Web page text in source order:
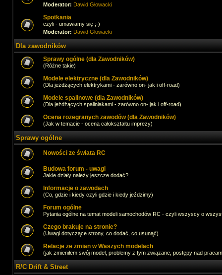
Moderator: Dawid Głowacki
Spotkania
czyli - umawiamy się ;-)
Moderator: Dawid Głowacki
Dla zawodników
Sprawy ogólne (dla Zawodników)
(Różne takie)
Modele elektryczne (dla Zawodników)
(Dla jeżdżących elektrykami - zarówno on- jak i off-road)
Modele spalinowe (dla Zawodników)
(Dla jeżdżących spaliniakami - zarówno on- jak i off-road)
Ocena rozegranych zawodów (dla Zawodników)
(Jak w temacie - ocena całokształtu imprezy)
Sprawy ogólne
Nowości ze świata RC
Budowa forum - uwagi
Jakie działy należy jeszcze dodać?
Informacje o zawodach
(Co, gdzie i kiedy czyli gdzie i kiedy jeździmy)
Forum ogólne
Pytania ogólne na temat modeli samochodów RC - czyli wszyscy o
Czego brakuje na stronie?
(Uwagi dotyczące strony, co dodać, co usunąć)
Relacje ze zmian w Waszych modelach
(jak zmieniłem swój model, problemy z tym związane, postępy nad
R/C Drift & Street